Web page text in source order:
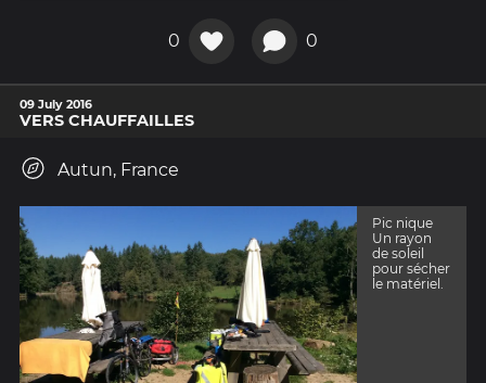
0 0
09 July 2016
VERS CHAUFFAILLES
Autun, France
Pic nique
Un rayon
de soleil
pour sécher
le matériel.